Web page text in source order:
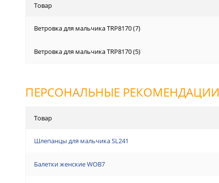
Товар
Ветровка для мальчика TRP8170 (7)
Ветровка для мальчика TRP8170 (5)
ПЕРСОНАЛЬНЫЕ РЕКОМЕНДАЦИИ
Товар
Шлепанцы для мальчика SL241
Балетки женские WOB7